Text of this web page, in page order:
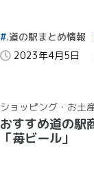
.道の駅まとめ情報
2023年4月5日
ショッピング・お土
おすすめ道の駅
「苺ビール」